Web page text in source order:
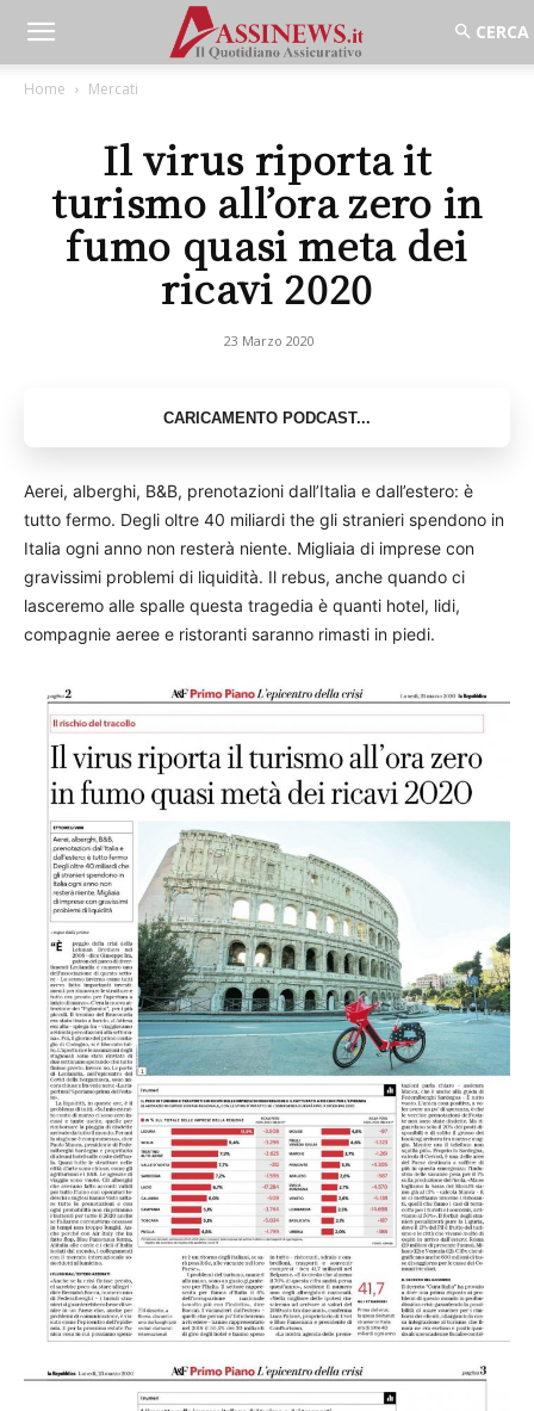
Home Mercati
Il virus riporta it
turismo all’ora zero in
fumo quasi meta dei
ricavi 2020
23 Marzo 2020
Aerei, alberghi, B&B, prenotazioni dall’Italia e dall’estero: è
tutto fermo. Degli oltre 40 miliardi the gli stranieri spendono in
Italia ogni anno non resterà niente. Migliaia di imprese con
gravissimi problemi di liquidità. Il rebus, anche quando ci
lasceremo alle spalle questa tragedia è quanti hotel, lidi,
compagnie aeree e ristoranti saranno rimasti in piedi.